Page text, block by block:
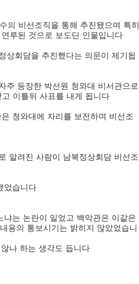
의 비선조직을 통해 추진됐으며 특히
루된 것으로 보도딘 인물입니다
상회담을 추진했다는 의문이 제기됩
주 등장한 박선원 청와대 비서관으로
이틀뒤 사표를 내게 됩니다
청와대에 자리를 보전하며 비선조
알려진 사람이 남북정상회담 비선조
었습니다
는 논란이 일었고 백악관은 이같은
용의 통보시기는 밝히지 않았었습니
나 하는 생각도 듭니다